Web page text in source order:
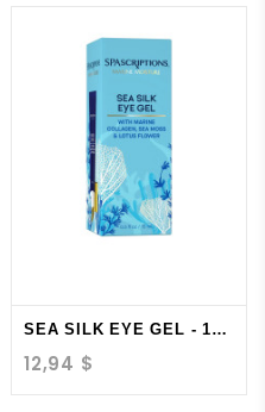
SEA SILK EYE GEL - 15...
12,94 $